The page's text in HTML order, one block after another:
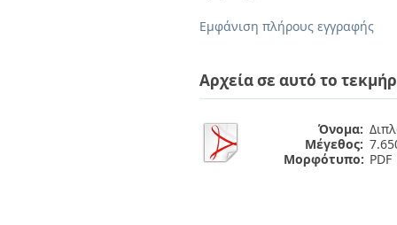
Εμφάνιση πλήρους εγγραφής
Αρχεία σε αυτό το
Όνομα:
Μέγεθος:
Μορφότυπο: PDF